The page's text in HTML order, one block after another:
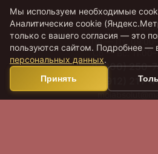
Время
Пн — Пт:
Сб — Вс:
8 (800) 250-
8 (912) 211-
Мы используем необходимые
Аналитические cookie
только с вашего согласия — это
пользуются сайтом. Подробнее —
персональных данных.
Принять